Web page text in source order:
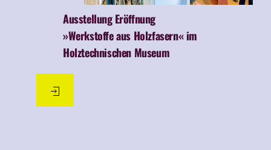
Ausstellung Eröffnung
»Werkstoffe aus Holzfasern« im
Holztechnischen Museum